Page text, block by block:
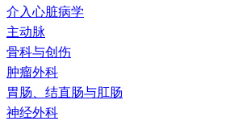
介入心脏病学
主动脉
骨科与创伤
肿瘤外科
胃肠、结直肠与肛肠
神经外科